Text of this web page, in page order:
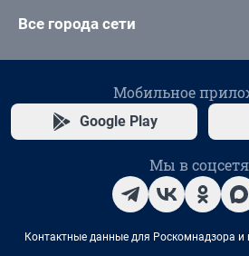
Все города сети
Мобильное
Google Play
Мы в
Контактные данные для Роскомнадзора и